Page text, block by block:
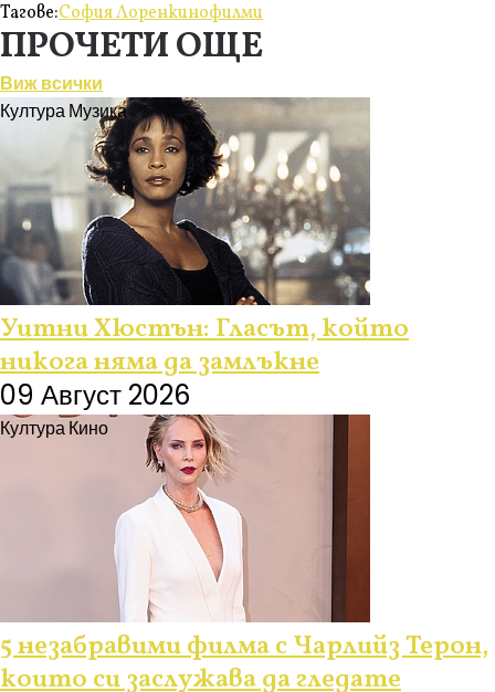
Тагове:София Лоренкинофилми
ПРОЧЕТИ ОЩЕ
Виж всички
КултураМузика
Уитни Хюстън: Гласът, който
никога няма да замлъкне
09 Август 2026
КултураКино
5 незабравими филма с Чарлийз Терон,
които си заслужава да гледате